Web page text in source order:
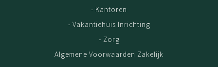
- Kantoren
- Vakantiehuis Inrichting
- Zorg
Algemene Voorwaarden Zakelijk